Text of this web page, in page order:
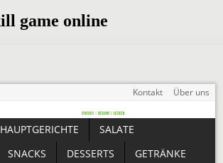
Kontakt Über uns
HAUPTGERICHTE
SALATE
SNACKS DESSERTS GETRÄNKE